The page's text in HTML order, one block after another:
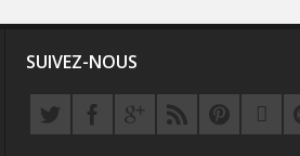
Facebook : son catalogue biométrique de Tags illégal ?
SUIVEZ-NOUS